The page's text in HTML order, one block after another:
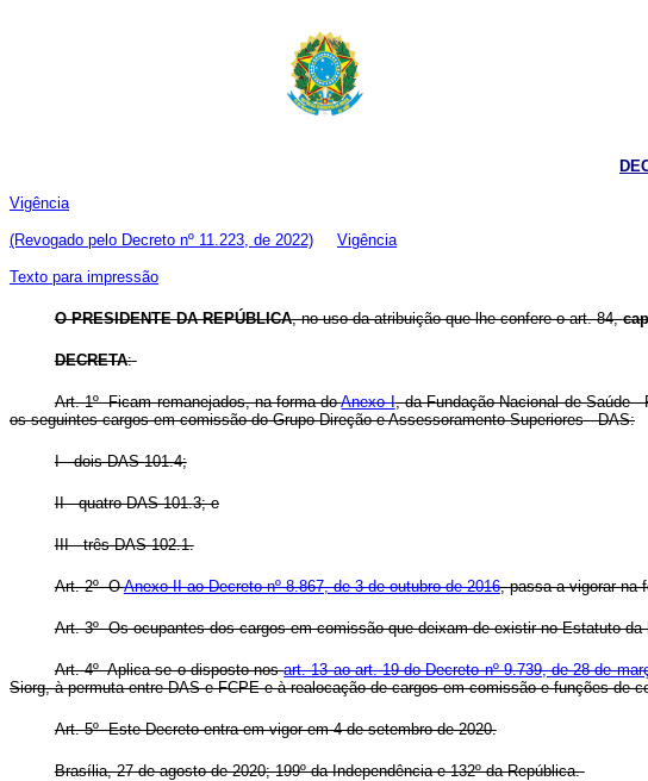
Vigência
(Revogado pelo Decreto nº 11.223, de 2022) Vigência
Texto para impressão
O PRESIDENTE DA REPÚBLICA, no uso da atribuição que lhe confere o art. 84,
DECRETA:
Art. 1º Ficam remanejados, na forma doAnexo I, da Fundação Nacional de Saúde
os seguintes cargos em comissão do Grupo-Direção e Assessoramento Superiores - DAS:
I - dois DAS 101.4;
II - quatro DAS 101.3; e
III - três DAS 102.1.
Art. 2º OAnexo II ao Decreto nº 8.867, de 3 de outubro de 2016, passa a vigorar na
Art. 3º Os ocupantes dos cargos em comissão que deixam de existir no Estatuto
Art. 4º Aplica-se o disposto nosart. 13 ao art. 19 do Decreto nº 9.739, de 28 de
Siorg, à permuta entre DAS e FCPE e à realocação de cargos em comissão e funções de
Art. 5º Este Decreto entra em vigor em 4 de setembro de 2020.
Brasília, 27 de agosto de 2020; 199º da Independência e 132º da República.